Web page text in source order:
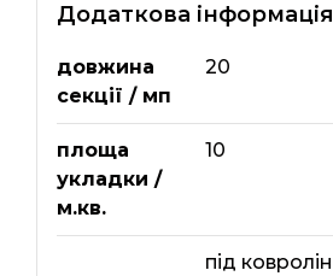
Додаткова інформація
довжина
секції / мп
20
площа
укладки /
м.кв.
10
під ковролін